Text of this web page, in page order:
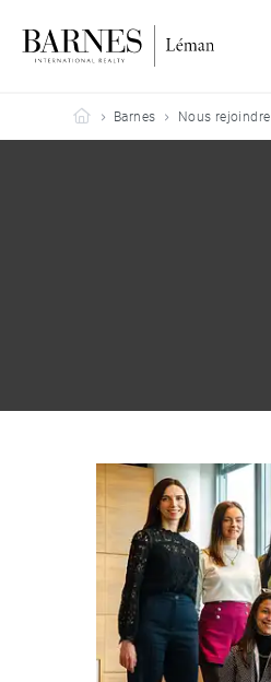
Barnes Leman
Barnes Nous rejoindre